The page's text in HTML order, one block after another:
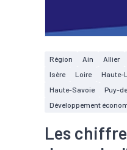
Région Ain Allier
Isère
Loire Haute-
Haute-Savoie
Puy-
Développement
Les